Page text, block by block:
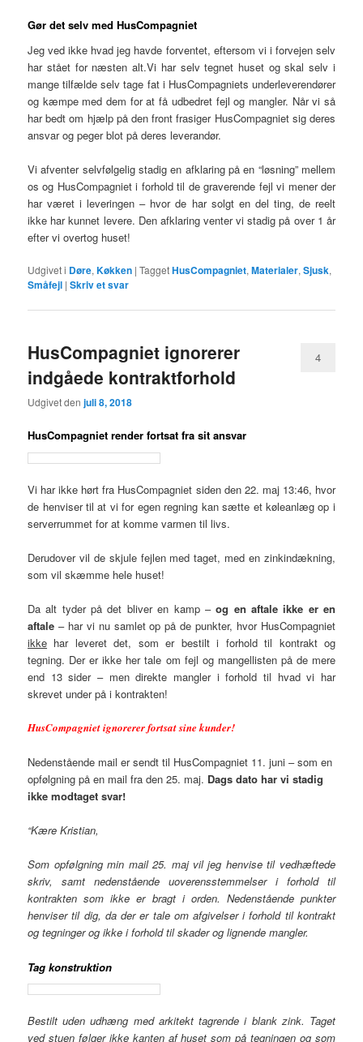
Gør det selv med HusCompagniet
Jeg ved ikke hvad jeg havde forventet, eftersom vi i forvejen selv
har stået for næsten alt.Vi har selv tegnet huset og skal selv i
mange tilfælde selv tage fat i HusCompagniets underleverendører
og kæmpe med dem for at få udbedret fejl og mangler. Når vi så
har bedt om hjælp på den front frasiger HusCompagniet sig deres
ansvar og peger blot på deres leverandør.
Vi afventer selvfølgelig stadig en afklaring på en “løsning” mellem
os og HusCompagniet i forhold til de graverende fejl vi mener der
har været i leveringen – hvor de har solgt en del ting, de reelt
ikke har kunnet levere. Den afklaring venter vi stadig på over 1 år
efter vi overtog huset!
Udgivet i Døre,Køkken |TaggetHusCompagniet,Materialer,Sjusk,
Småfejl |Skriv et svar
HusCompagniet ignorerer
indgåede kontraktforhold
Udgivet denjuli 8, 2018
4
HusCompagniet render fortsat fra sit ansvar
Vi har ikke hørt fra HusCompagniet siden den 22. maj 13:46, hvor
de henviser til at vi for egen regning kan sætte et køleanlæg op i
serverrummet for at komme varmen til livs.
Derudover vil de skjule fejlen med taget, med en zinkindækning,
som vil skæmme hele huset!
Da alt tyder på det bliver en kamp –og en aftale ikke er en
aftale – har vi nu samlet op på de punkter, hvor HusCompagniet
ikke har leveret det, som er bestilt i forhold til kontrakt og
tegning. Der er ikke her tale om fejl og mangellisten på de mere
end 13 sider – men direkte mangler i forhold til hvad vi har
skrevet under på i kontrakten!
HusCompagniet ignorerer fortsat sine kunder!
Nedenstående mail er sendt til HusCompagniet 11. juni – som en
opfølgning på en mail fra den 25. maj. Dags dato har vi stadig
ikke modtaget svar!
“Kære Kristian,
Som opfølgning min mail 25. maj vil jeg henvise til vedhæftede
skriv, samt nedenstående uoverensstemmelser i forhold til
kontrakten som ikke er bragt i orden. Nedenstående punkter
henviser til dig, da der er tale om afgivelser i forhold til kontrakt
og tegninger og ikke i forhold til skader og lignende mangler.
Tag konstruktion
Bestilt uden udhæng med arkitekt tagrende i blank zink. Taget
ved stuen følger ikke kanten af huset som på tegningen og som